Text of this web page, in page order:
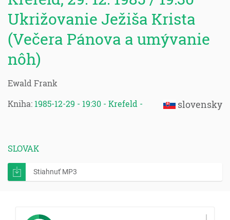
Ukrižovanie Ježiša Krista
(Večera Pánova a umývanie
nôh)
Ewald Frank
slovensky
Kniha: 1985-12-29 - 19:30 - Krefeld -
SLOVAK
Stiahnuť MP3